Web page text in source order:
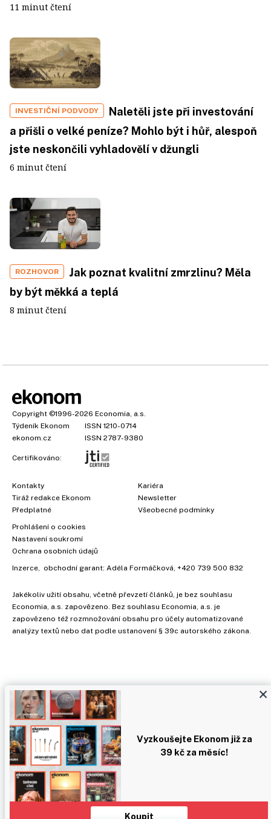
11 minut čtení
INVESTIČNÍ PODVODY
Naletěli jste při investování
a přišli o velké peníze? Mohlo být i hůř, alespoň
jste neskončili vyhladovělí v džungli
6 minut čtení
ROZHOVOR
Jak poznat kvalitní zmrzlinu? Měla
by být měkká a teplá
8 minut čtení
Copyright ©1996-2026 Economia, a.s.
Týdeník Ekonom
ISSN 1210-0714
ekonom.cz
ISSN 2787-9380
Certifikováno:
Kontakty
Tiráž redakce Ekonom
Předplatné
Kariéra
Newsletter
Všeobecné podmínky
Prohlášení o cookies
Nastavení soukromí
Ochrana osobních údajů
Inzerce , obchodní garant: Adéla Formáčková +420 739 500 832
Jakékoliv užití obsahu, včetně převzetí článků, je bez souhlasu
Economia, a.s. zapovězeno. Bez souhlasu Economia, a.s. je
zapovězeno též rozmnožování obsahu pro účely automatizované
analýzy textů nebo dat podle ustanovení § 39c autorského zákona.
Vyzkoušejte Ekonom již za
39 kč za měsíc!
Koupit
×